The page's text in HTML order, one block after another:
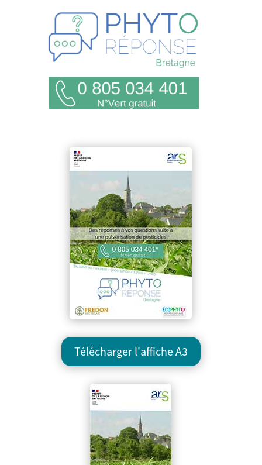
Télécharger l'affiche A3